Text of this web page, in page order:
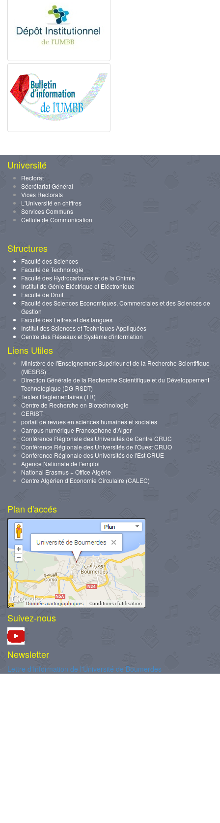
Université
Rectorat
Sécrétariat Général
Vices Rectorats
L'Université en chiffres
Services Communs
Cellule de Communication
Structures
Faculté des Sciences
Faculté de Technologie
Faculté des Hydrocarbures et de la Chimie
Institut de Génie Eléctrique et Eléctronique
Faculté de Droit
Faculté des Sciences Economiques, Commerciales et des Sciences de
Gestion
Faculté des Lettres et des langues
Institut des Sciences et Techniques Appliquées
Centre des Réseaux et Système d'information
Liens Utiles
Ministère de l'Enseignement Supérieur et de la Recherche Scientifique
(MESRS)
Direction Générale de la Recherche Scientifique et du Développement
Technologique (DG-RSDT)
Textes Reglementaires (TR)
Centre de Recherche en Biotechnologie
CERIST
portail de revues en sciences humaines et sociales
Campus numérique Francophone d’Alger
Conférence Régionale des Universités de Centre CRUC
Conférence Régionale des Universités de l'Ouest CRUO
Conférence Régionale des Universités de l'Est CRUE
Agence Nationale de l'emploi
National Erasmus + Office Algérie
Centre Algérien d’Economie Circulaire (CALEC)
Plan d'accés
Suivez-nous
Newsletter
Lettre d'Information de l'Université de Boumerdes